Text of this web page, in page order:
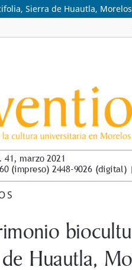
Sierra de Huautla, Morelos